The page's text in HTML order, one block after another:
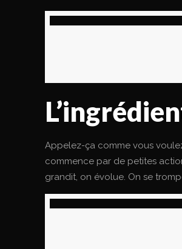
Appelez-ça comme vous
commence par de petites
grandit, on évolue. On se